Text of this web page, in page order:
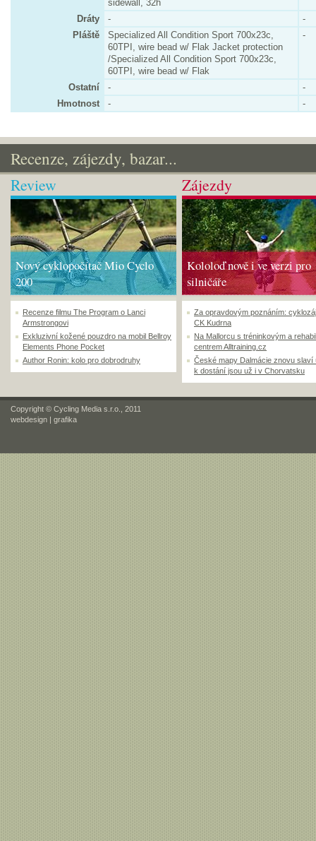
sidewall, 32h
Dráty -
-
Pláště
Specialized All Condition Sport 700x23c,
60TPI, wire bead w/ Flak Jacket protection
/Specialized All Condition Sport 700x23c,
60TPI, wire bead w/ Flak
-
Ostatní -
-
Hmotnost
- -
Recenze, zájezdy, bazar...
Review
Nový cyklopočítač Mio Cyclo
200
Recenze filmu The Program o Lanci
Armstrongovi
Exkluzivní kožené pouzdro na mobil Bellroy
Elements Phone Pocket
Author Ronin: kolo pro dobrodruhy
Zájezdy
Kololoď nově i ve verzi pro
silničáře
Za opravdovým poznáním:
CK Kudrna
Na Mallorcu s tréninkovým a
centrem Alltraining.cz
České mapy Dalmácie znovu slaví
k dostání jsou už i v Chorvatsku
Copyright © Cycling Media s.r.o., 2011
webdesign | grafika